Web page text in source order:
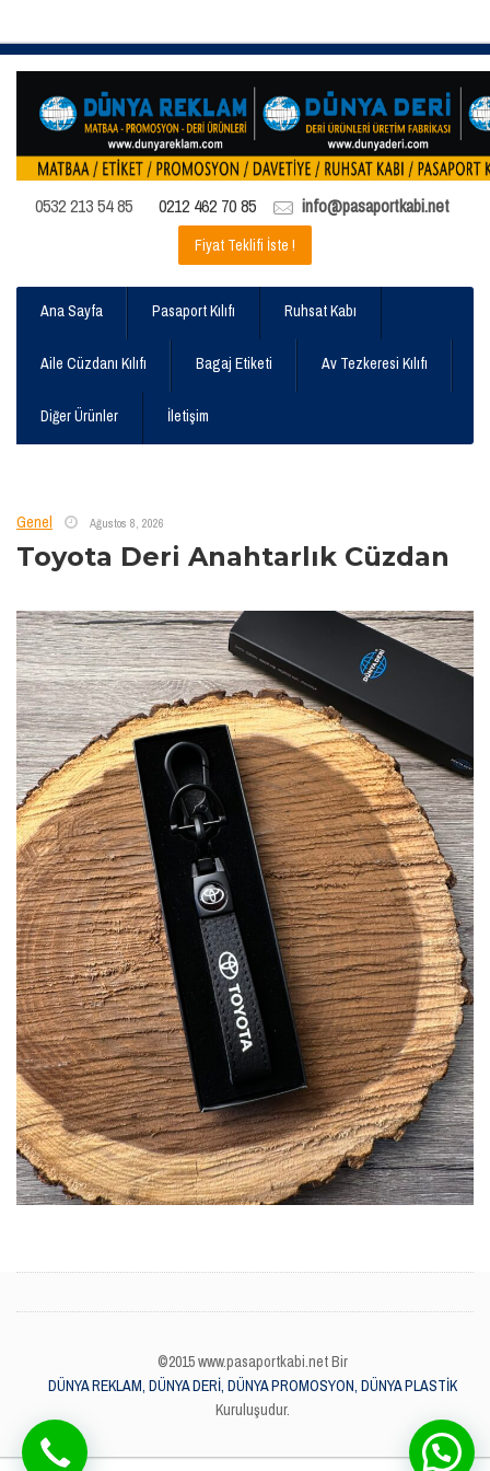
0532 213 54 85 0212 462 70 85 info@pasaportkabi.net
Fiyat Teklifi İste !
Ana Sayfa Pasaport Kılıfı Ruhsat Kabı
Aile Cüzdanı Kılıfı Bagaj Etiketi Av Tezkeresi Kılıfı
Diğer Ürünler İletişim
Genel Ağustos 8, 2026
Toyota Deri Anahtarlık Cüzdan
©2015 www.pasaportkabi.net Bir
DÜNYA REKLAM, DÜNYA DERİ, DÜNYA PROMOSYON, DÜNYA PLASTİK
Kuruluşudur.